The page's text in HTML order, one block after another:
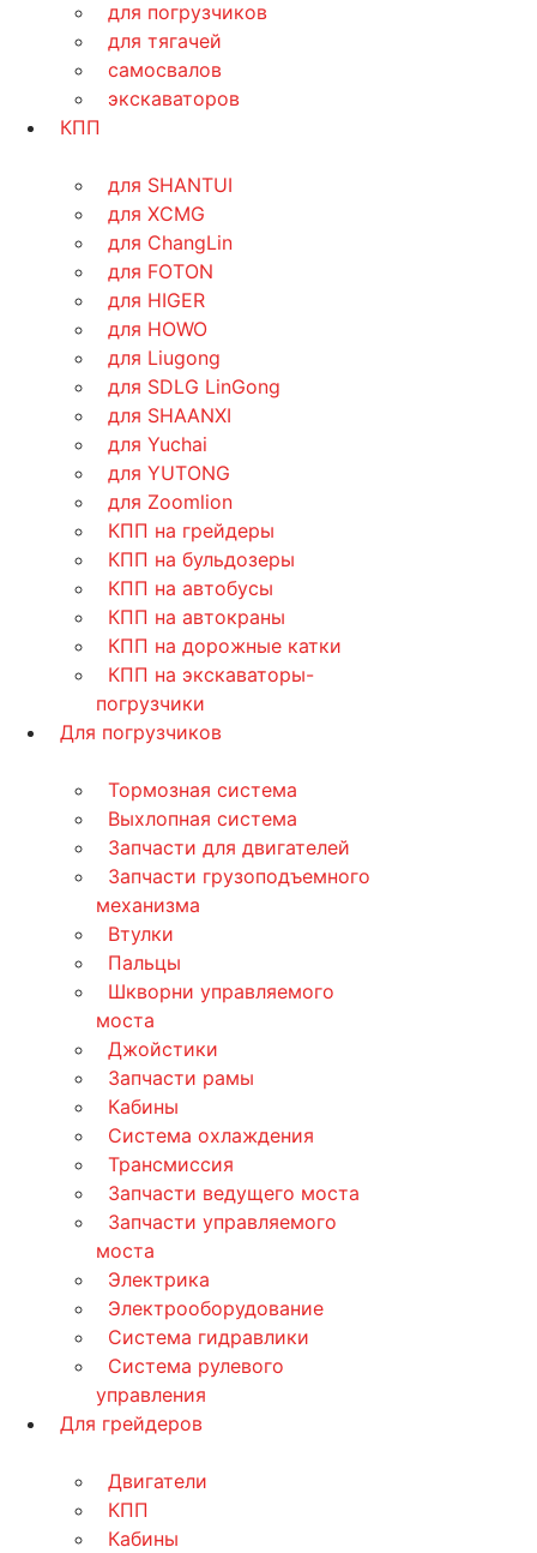
для погрузчиков
для тягачей
самосвалов
экскаваторов
КПП
для SHANTUI
для XCMG
для ChangLin
для FOTON
для HIGER
для HOWO
для Liugong
для SDLG LinGong
для SHAANXI
для Yuchai
для YUTONG
для Zoomlion
КПП на грейдеры
КПП на бульдозеры
КПП на автобусы
КПП на автокраны
КПП на дорожные катки
КПП на экскаваторы-
погрузчики
Для погрузчиков
Тормозная система
Выхлопная система
Запчасти для двигателей
Запчасти грузоподъемного
механизма
Втулки
Пальцы
Шкворни управляемого
моста
Джойстики
Запчасти рамы
Кабины
Система охлаждения
Трансмиссия
Запчасти ведущего моста
Запчасти управляемого
моста
Электрика
Электрооборудование
Система гидравлики
Система рулевого
управления
Для грейдеров
Двигатели
КПП
Кабины